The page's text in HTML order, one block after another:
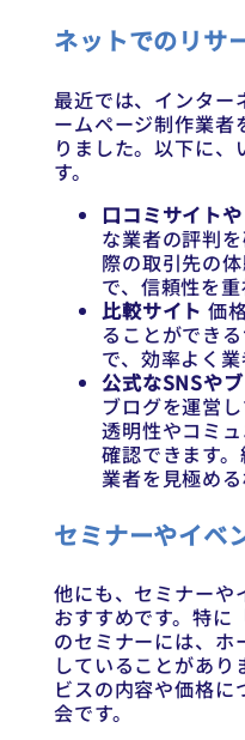
ネットでのリサ
最近では、インター
ームページ制作業者
りました。以下に、
す。
口コミサイト
な業者の評判
際の取引先の
で、信頼性を
比較サイト 価
ることができ
で、効率よく業
公式なSNSや
ブログを運営
透明性やコミ
確認できます
業者を見極め
セミナーやイベ
他にも、セミナーや
おすすめです。特に
のセミナーには、ホ
していることがあり
ビスの内容や価格
会です。